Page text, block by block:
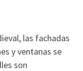
las fachadas
y ventanas se
son